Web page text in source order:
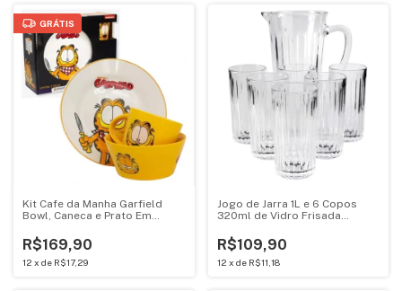
GRÁTIS
Kit Cafe da Manha Garfield
Bowl, Caneca e Prato Em
10025665
R$169,90
12 x de R$17,29
Jogo de Jarra 1L e 6 Copos
320ml de Vidro Frisada
R$109,90
12 x de R$11,18